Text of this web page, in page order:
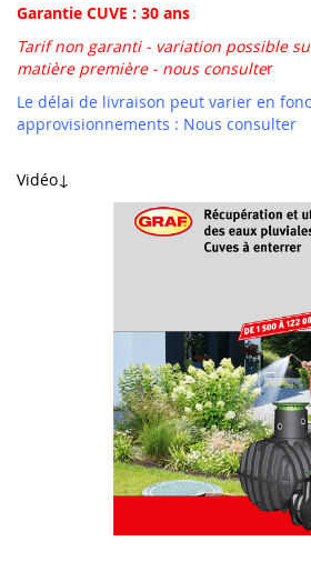
Garantie CUVE : 30 ans
Tarif non garanti - variation possible
matière première - nous consulter
Le délai de livraison peut varier en
approvisionnements : Nous consulter
Vidéo↓